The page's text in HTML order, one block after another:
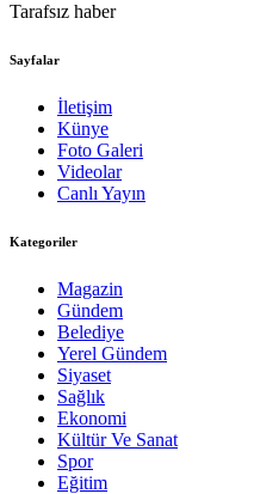
Tarafsız haber
Sayfalar
İletişim
Künye
Foto Galeri
Videolar
Canlı Yayın
Kategoriler
Magazin
Gündem
Belediye
Yerel Gündem
Siyaset
Sağlık
Ekonomi
Kültür Ve Sanat
Spor
Eğitim